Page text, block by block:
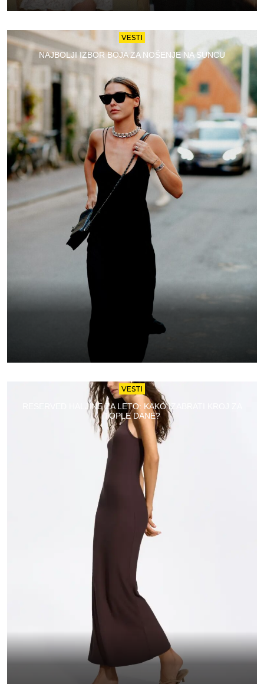
VESTI
NAJBOLJI IZBOR BOJA ZA NOŠENJE NA SUNCU
VESTI
RESERVED HALJINE ZA LETO: KAKO IZABRATI KROJ ZA
TOPLE DANE?